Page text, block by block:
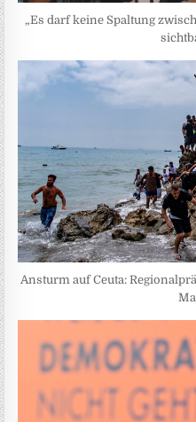
„Es darf keine Spaltung
Ansturm auf Ceuta: